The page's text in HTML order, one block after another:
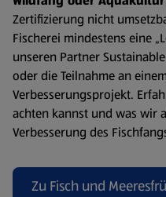
Zertifizierung nicht
Fischerei mindestens eine
unseren Partner
oder die Teilnahme an
Verbesserungsprojekt.
achten kannst und was wir
Verbesserung des
Zu Fisch und